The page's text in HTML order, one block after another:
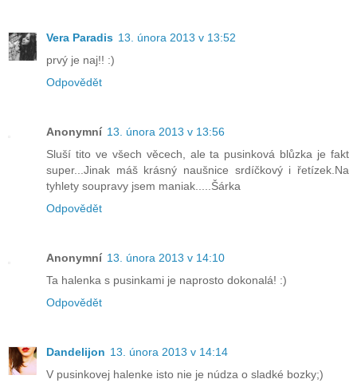
Vera Paradis 13. února 2013 v 13:52
prvý je naj!! :)
Odpovědět
Anonymní 13. února 2013 v 13:56
Sluší tito ve všech věcech, ale ta pusinková blůzka je fakt
super...Jinak máš krásný naušnice srdíčkový i řetízek.Na
tyhlety soupravy jsem maniak.....Šárka
Odpovědět
Anonymní 13. února 2013 v 14:10
Ta halenka s pusinkami je naprosto dokonalá! :)
Odpovědět
Dandelijon 13. února 2013 v 14:14
V pusinkovej halenke isto nie je núdza o sladké bozky;)